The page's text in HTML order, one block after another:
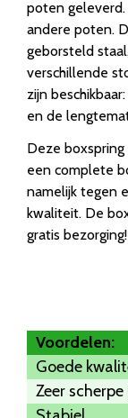
poten geleverd.
andere poten.
geborsteld
verschillende
zijn
en de
Deze
een complete
namelijk tegen
kwaliteit. De
gratis bezorging!
Voordelen:
Goede
Zeer scherpe